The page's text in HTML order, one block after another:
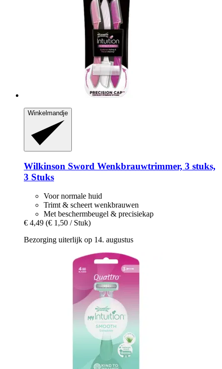
Winkelmandje
Wilkinson Sword Wenkbrauwtrimmer, 3 stuks,
3 Stuks
Voor normale huid
Trimt & scheert wenkbrauwen
Met beschermbeugel & precisiekap
€ 4,49 (€ 1,50 / Stuk)
Bezorging uiterlijk op 14. augustus